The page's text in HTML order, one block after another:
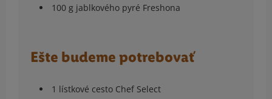
100 g jablkového pyré Freshona
Ešte budeme potrebovať
1 lístkové cesto Chef Select